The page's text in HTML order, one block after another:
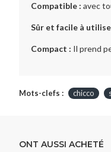
Compatible : avec
Sûr et facile à
Compact : Il prend
Mots-clefs : chicco
ONT AUSSI ACHETÉ